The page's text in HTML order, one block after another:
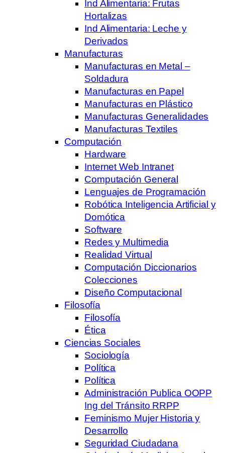
Ind Alimentaria: Frutas
Hortalizas
Ind Alimentaria: Leche y
Derivados
Manufacturas
Manufacturas en Metal –
Soldadura
Manufacturas en Papel
Manufacturas en Plástico
Manufacturas Generalidades
Manufacturas Textiles
Computación
Hardware
Internet Web Intranet
Computación General
Lenguajes de Programación
Robótica Inteligencia Artificial y
Domótica
Software
Redes y Multimedia
Realidad Virtual
Computación Diccionarios
Colecciones
Diseño Computacional
Filosofía
Filosofía
Ética
Ciencias Sociales
Sociología
Política
Política
Administración Publica OOPP
Ing del Tránsito RRPP
Feminismo Mujer Historia y
Desarrollo
Seguridad Ciudadana